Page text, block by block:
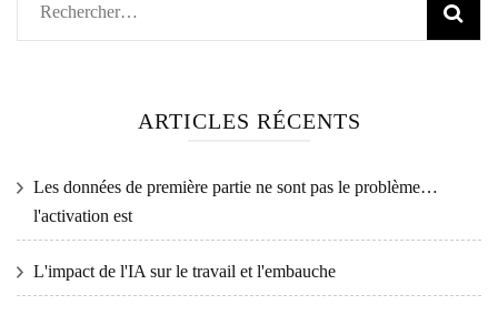
Rechercher :
ARTICLES RÉCENTS
Les données de première partie ne sont pas le problème…
l'activation est
L'impact de l'IA sur le travail et l'embauche